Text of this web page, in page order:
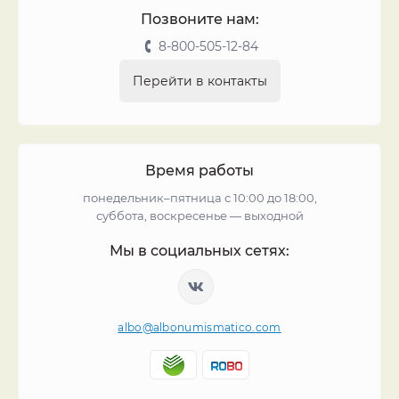
Позвоните нам:
8-800-505-12-84
Перейти в контакты
Время работы
понедельник–пятница с 10:00 до 18:00,
суббота, воскресенье — выходной
Мы в социальных сетях:
albo@albonumismatico.com